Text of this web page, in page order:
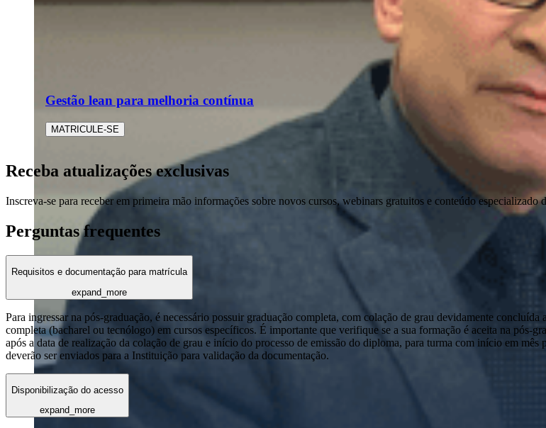
Gestão lean para melhoria contínua
MATRICULE-SE
Receba atualizações exclusivas
Inscreva-se para receber em primeira mão informações sobre novos cursos, webinars gratuitos e conteúdo especializado
Perguntas frequentes
Requisitos e documentação para matrícula
expand_more
Para ingressar na pós-graduação, é necessário possuir graduação completa, com colação de grau devidamente
completa (bacharel ou tecnólogo) em cursos específicos. É importante que verifique se a sua formação é aceita na pós-
após a data de realização da colação de grau e início do processo de emissão do diploma, para turma com início em
deverão ser enviados para a Instituição para validação da documentação.
Disponibilização do acesso
expand_more